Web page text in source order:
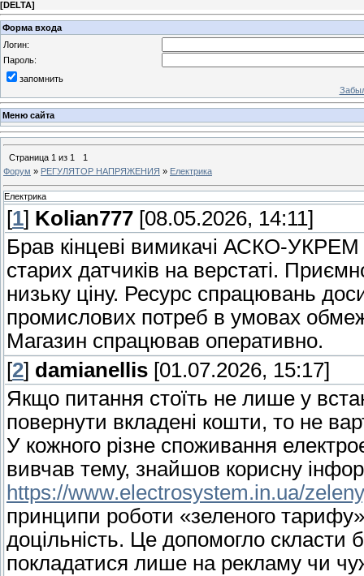
[DELTA]
Форма входа
Логин:
Пароль:
запомнить
Меню сайта
Страница 1 из 1
1
Форум » РЕГУЛЯТОР НАПРЯЖЕНИЯ » Електрика
Електрика
[1] Kolian777 [08.05.2026, 14:11]
Брав кінцеві вимикачі АСКО-УКРЕМ
старих датчиків на верстаті.
низьку ціну. Ресурс спрацювань
промислових потреб в умовах
Магазин спрацював оперативно.
[2] damianellis [01.07.2026, 15:17]
Якщо питання стоїть не лише у
повернути вкладені кошти, то не
У кожного різне споживання
вивчав тему, знайшов корисну
https://www.electrosystem.in.ua/
принципи роботи «зеленого
доцільність. Це допомогло скласти
покладатися лише на рекламу чи